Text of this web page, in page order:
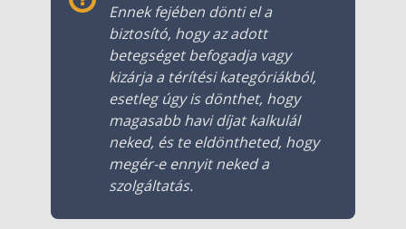
Ennek fejében dönti el a
biztosító, hogy az adott
betegséget befogadja vagy
kizárja a térítési kategóriákból,
esetleg úgy is dönthet, hogy
magasabb havi díjat kalkulál
neked, és te eldöntheted, hogy
megér-e ennyit neked a
szolgáltatás.